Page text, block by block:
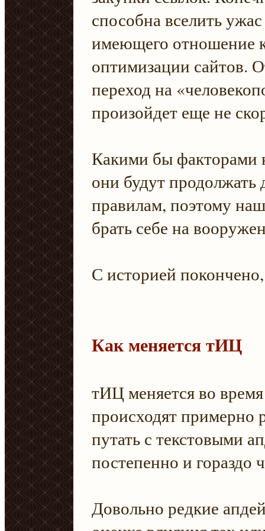
способна вселить
имеющего отношение
оптимизации сайтов.
переход на
произойдет еще не
Какими бы факторами
они будут продолжать
правилам, поэтому
брать себе на
С историей
Как меняется тИЦ
тИЦ меняется во
происходят примерно
путать с текстовыми
постепенно и гораздо
Довольно редкие